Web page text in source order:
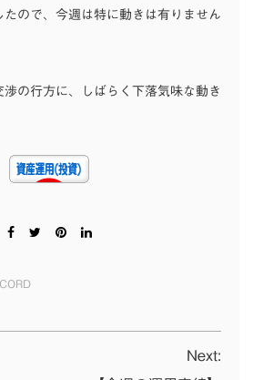
ので、今週は特に動きは有りません
の行方に、しばらく下落気味な動き
Next: